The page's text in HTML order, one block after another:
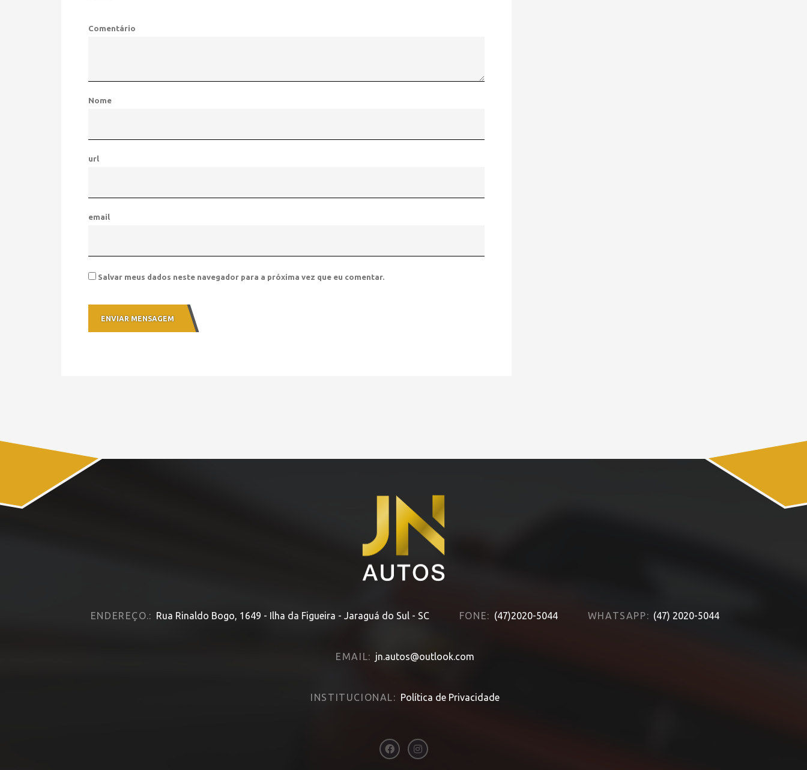
Comentário
Nome
url
email
Salvar meus dados neste navegador para a próxima vez que eu comentar.
ENVIAR MENSAGEM
ENDEREÇO.: Rua Rinaldo Bogo, 1649 - Ilha da Figueira - Jaraguá do Sul - SC FONE: (47)2020-5044 WHATSAPP: (47) 2020-5044
EMAIL: jn.autos@outlook.com
INSTITUCIONAL: Política de Privacidade